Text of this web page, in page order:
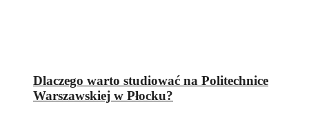
Dlaczego warto studiować na Politechnice
Warszawskiej w Płocku?